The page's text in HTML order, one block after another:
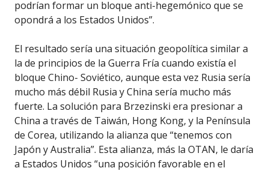
podrían formar un bloque anti-hegemónico que se
opondrá a los Estados Unidos”.
El resultado sería una situación geopolítica similar a
la de principios de la Guerra Fría cuando existía el
bloque Chino- Soviético, aunque esta vez Rusia sería
mucho más débil Rusia y China sería mucho más
fuerte. La solución para Brzezinski era presionar a
China a través de Taiwán, Hong Kong, y la Península
de Corea, utilizando la alianza que “tenemos con
Japón y Australia”. Esta alianza, más la OTAN, le daría
a Estados Unidos “una posición favorable en el